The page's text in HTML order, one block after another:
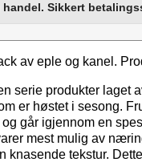
handel. Sikkert
av eple og kanel.
serie produkter laget
er høstet i sesong.
og går igjennom en
mest mulig av
knasende tekstur.